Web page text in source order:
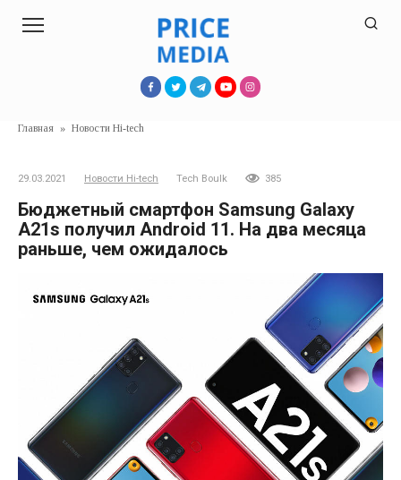
Главная » Новости Hi-tech
29.03.2021 Новости Hi-tech Tech Boulk 385
Бюджетный смартфон Samsung Galaxy
A21s получил Android 11. На два месяца
раньше, чем ожидалось